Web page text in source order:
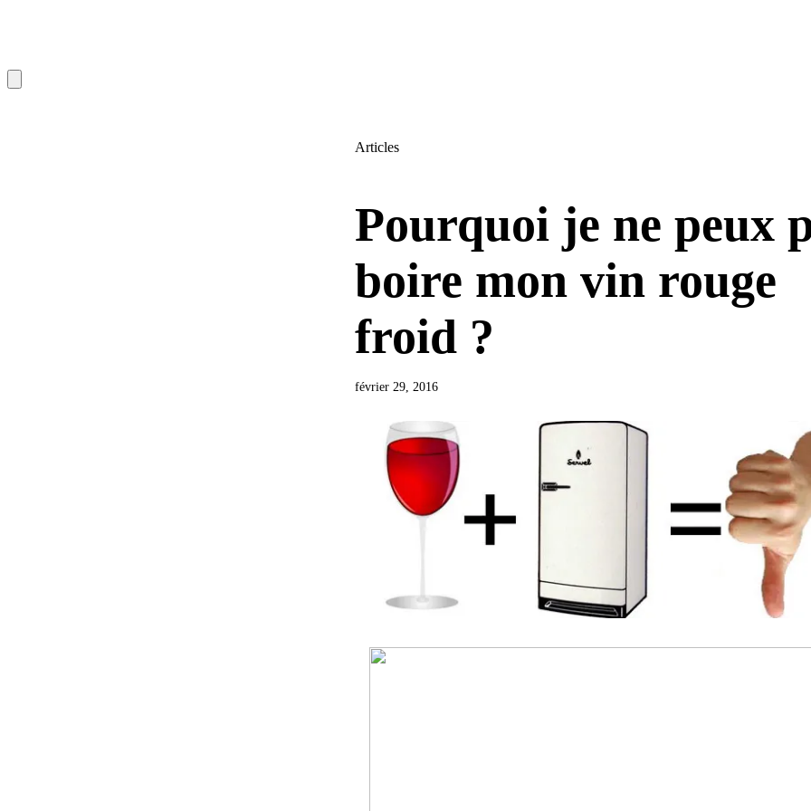
Articles
Pourquoi je ne peux
boire mon vin rouge
froid ?
février 29, 2016